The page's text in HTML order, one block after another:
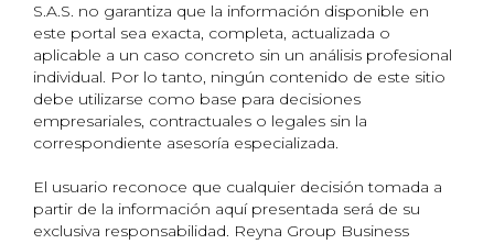
S.A.S. no garantiza que la información disponible en
este portal sea exacta, completa, actualizada o
aplicable a un caso concreto sin un análisis profesional
individual. Por lo tanto, ningún contenido de este sitio
debe utilizarse como base para decisiones
empresariales, contractuales o legales sin la
correspondiente asesoría especializada.
El usuario reconoce que cualquier decisión tomada a
partir de la información aquí presentada será de su
exclusiva responsabilidad. Reyna Group Business